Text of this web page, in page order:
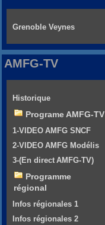
Grenoble Veynes
AMFG-TV
Historique
Programe AMFG-TV
1-VIDEO AMFG SNCF
2-VIDEO AMFG Modélis
3-(En direct AMFG-TV)
Programme
régional
Infos régionales 1
Infos régionales 2